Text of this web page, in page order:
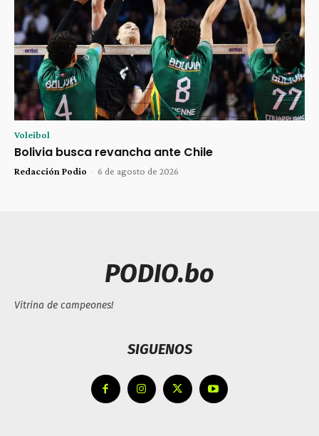
Voleibol
Bolivia busca revancha ante Chile
Redacción Podio - 6 de agosto de 2026
PODIO.bo
Vitrina de campeones!
SIGUENOS